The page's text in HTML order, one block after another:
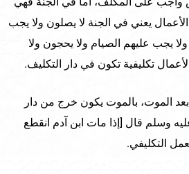
الأعمال يعني في الجنة لا يصلون ولا يجب
يجب عليهم الصيام ولا يحجون ولا
تكليفية تكون في دار التكليف.
بعد الموت، بالموت يكون خرج من دار
وسلم قال [إذا مات ابن آدم انقطع
التكليفي.